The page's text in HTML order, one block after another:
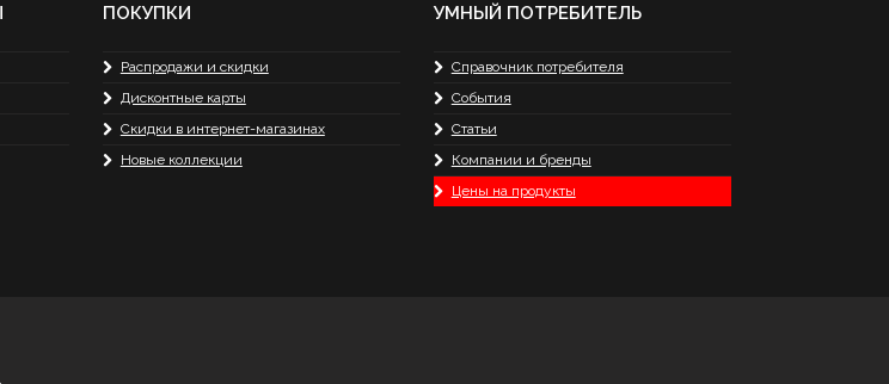
ПОКУПКИ
Распродажи и скидки
Дисконтные карты
Скидки в интернет-магазинах
Новые коллекции
УМНЫЙ ПОТРЕБИТЕЛЬ
Справочник потребителя
События
Статьи
Компании и бренды
Цены на продукты